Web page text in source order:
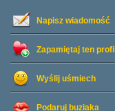
Napisz wiadomość
Zapamiętaj ten profil
Wyślij uśmiech
Podaruj buziaka